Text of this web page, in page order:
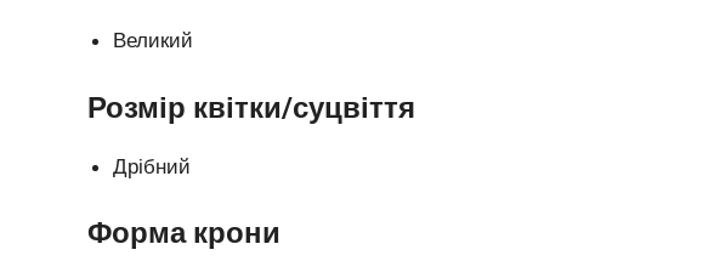
Великий
Розмір квітки/суцвіття
Дрібний
Форма крони